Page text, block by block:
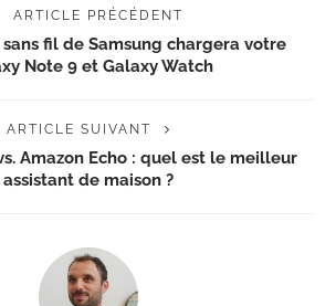
ARTICLE PRÉCÉDENT
fil de Samsung chargera votre
Note 9 et Galaxy Watch
ARTICLE SUIVANT
Amazon Echo : quel est le meilleur
assistant de maison ?